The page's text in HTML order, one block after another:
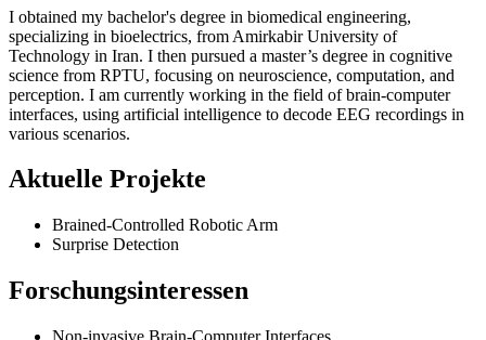
I obtained my bachelor's degree in biomedical engineering,
specializing in bioelectrics, from Amirkabir University of
Technology in Iran. I then pursued a master’s degree in cognitive
science from RPTU, focusing on neuroscience, computation, and
perception. I am currently working in the field of brain-computer
interfaces, using artificial intelligence to decode EEG recordings in
various scenarios.
Aktuelle Projekte
Brained-Controlled Robotic Arm
Surprise Detection
Forschungsinteressen